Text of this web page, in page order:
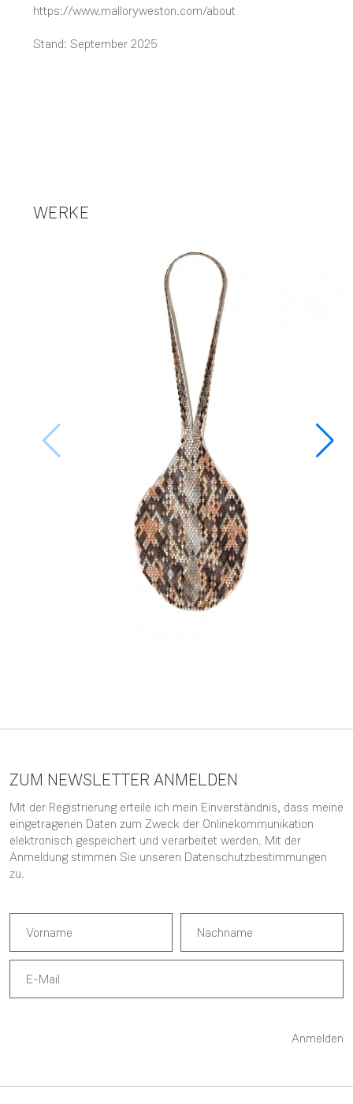
https://www.malloryweston.com/about
Stand: September 2025
WERKE
ZUM NEWSLETTER ANMELDEN
Mit der Registrierung erteile ich mein Einverständnis, dass meine
eingetragenen Daten zum Zweck der Onlinekommunikation
elektronisch gespeichert und verarbeitet werden. Mit der
Anmeldung stimmen Sie unseren Datenschutzbestimmungen
zu.
Anmelden